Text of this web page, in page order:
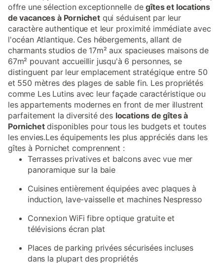
offre une sélection exceptionnelle degîtes et locations
de vacances à Pornichetqui séduisent par leur
caractère authentique et leur proximité immédiate avec
l'océan Atlantique. Ces hébergements, allant de
charmants studios de 17m² aux spacieuses maisons de
67m² pouvant accueillir jusqu'à 6 personnes, se
distinguent par leur emplacement stratégique entre 50
et 550 mètres des plages de sable fin. Les propriétés
comme Les Lutins avec leur façade caractéristique ou
les appartements modernes en front de mer illustrent
parfaitement la diversité des locations de gîtes à
Pornichetdisponibles pour tous les budgets et toutes
les envies.Les équipements les plus appréciés dans les
gîtes à Pornichet comprennent :
Terrasses privatives et balcons avec vue mer
panoramique sur la baie
Cuisines entièrement équipées avec plaques à
induction, lave-vaisselle et machines Nespresso
Connexion WiFi fibre optique gratuite et
télévisions écran plat
Places de parking privées sécurisées incluses
dans la plupart des propriétés